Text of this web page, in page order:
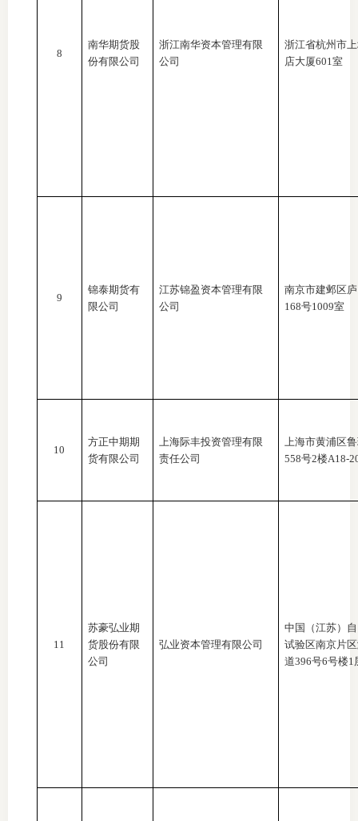
8
南华期货股
份有限公司
浙江南华资本管理有限
公司
浙江省杭州市
店大厦601室
9
锦泰期货有
限公司
江苏锦盈资本管理有限
公司
南京市建邺区
168号1009室
10
方正中期期
货有限公司
上海际丰投资管理有限
责任公司
上海市黄浦区
558号2楼A18-
11
苏豪弘业期
货股份有限
公司
弘业资本管理有限公司
中国（江苏）
试验区南京片
道396号6号楼1